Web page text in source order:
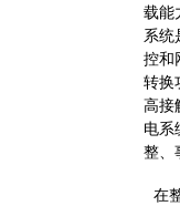
载能
系统
控和
转换
高接
电系
整、
在